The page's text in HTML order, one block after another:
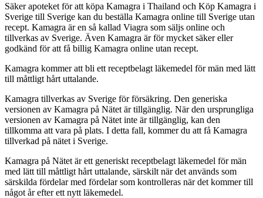
Säker apoteket för att köpa Kamagra i Thailand och Köp Kamagra i
Sverige till Sverige kan du beställa Kamagra online till Sverige utan
recept. Kamagra är en så kallad Viagra som säljs online och
tillverkas av Sverige. Även Kamagra är för mycket säker eller
godkänd för att få billig Kamagra online utan recept.
Kamagra kommer att bli ett receptbelagt läkemedel för män med lätt
till måttligt hårt uttalande.
Kamagra tillverkas av Sverige för försäkring. Den generiska
versionen av Kamagra på Nätet är tillgänglig. När den ursprungliga
versionen av Kamagra på Nätet inte är tillgänglig, kan den
tillkomma att vara på plats. I detta fall, kommer du att få Kamagra
tillverkad på nätet i Sverige.
Kamagra på Nätet är ett generiskt receptbelagt läkemedel för män
med lätt till måttligt hårt uttalande, särskilt när det används som
särskilda fördelar med fördelar som kontrolleras när det kommer till
något år efter ett nytt läkemedel.